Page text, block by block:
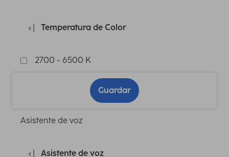
Temperatura de Color
2700 - 6500 K
Guardar
Asistente de voz
Asistente de voz